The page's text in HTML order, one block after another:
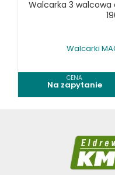
Walcarka 3 walcowa
Walcarki
CENA
Na zapytanie